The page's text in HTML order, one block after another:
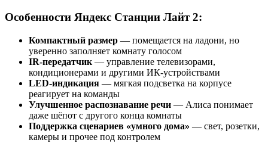
Особенности Яндекс Станции Лайт 2:
Компактный размер — помещается на ладони, но
уверенно заполняет комнату голосом
IR-передатчик — управление телевизорами,
кондиционерами и другими ИК-устройствами
LED-индикация — мягкая подсветка на корпусе
реагирует на команды
Улучшенное распознавание речи — Алиса понимает
даже шёпот с другого конца комнаты
Поддержка сценариев «умного дома» — свет, розетки,
камеры и прочее под контролем